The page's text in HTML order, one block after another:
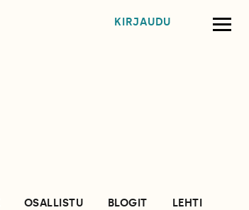
KIRJAUDU
OSALLISTU BLOGIT
LEHTI